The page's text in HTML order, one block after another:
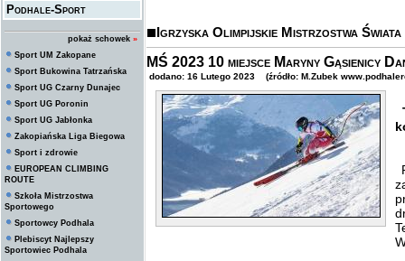
Podhale-Sport
pokaż schowek »
Sport UM Zakopane
Sport Bukowina Tatrzańska
Sport UG Czarny Dunajec
Sport UG Poronin
Sport UG Jabłonka
Zakopiańska Liga Biegowa
Sport i zdrowie
EUROPEAN CLIMBING
ROUTE
Szkoła Mistrzostwa
Sportowego
Sportowcy Podhala
Plebiscyt Najlepszy
Sportowiec Podhala
Igrzyska Olimpijskie Mistrzostwa
MŚ 2023 10 miejsce Maryny Gąsienicy
dodano: 16 Lutego 2023 (źródło: M.Zubek